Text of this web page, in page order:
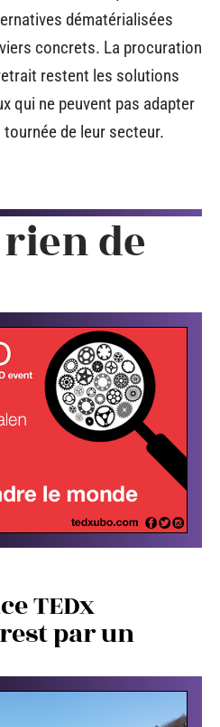
dématérialisées
concrets. La procuration
restent les solutions
qui ne peuvent pas adapter
de leur secteur.
de
TEDx
par un